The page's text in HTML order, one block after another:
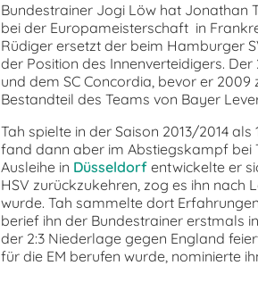
Bundestrainer Jogi Löw hat Jonathan
bei der Europameisterschaft in
Rüdiger ersetzt der beim Hamburger
der Position des Innenverteidigers.
und dem SC Concordia, bevor er
Bestandteil des Teams von Bayer
Tah spielte in der Saison 2013/2014
fand dann aber im Abstiegskampf bei
Ausleihe in Düsseldorfentwickelte er
HSV zurückzukehren, zog es ihn nach
wurde. Tah sammelte dort
berief ihn der Bundestrainer erstmals
der 2:3 Niederlage gegen England
für die EM berufen wurde, nominierte